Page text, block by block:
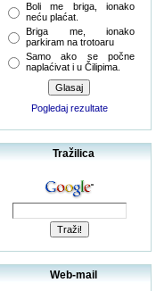
Boli me briga, ionako
neću plaćat.
Briga me, ionako
parkiram na trotoaru
Samo ako se počne
naplaćivat i u Čilipima.
Pogledaj rezultate
Tražilica
Web-mail